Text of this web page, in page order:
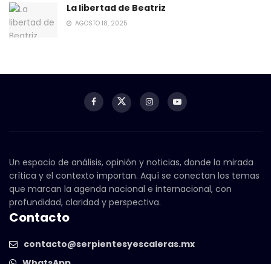
La libertad de Beatriz
AGOSTO 18, 2025
Un espacio de análisis, opinión y noticias, donde la mirada
crítica y el contexto importan. Aquí se conectan los temas
que marcan la agenda nacional e internacional, con
profundidad, claridad y perspectiva.
Contacto
contacto@serpientesyescaleras.mx